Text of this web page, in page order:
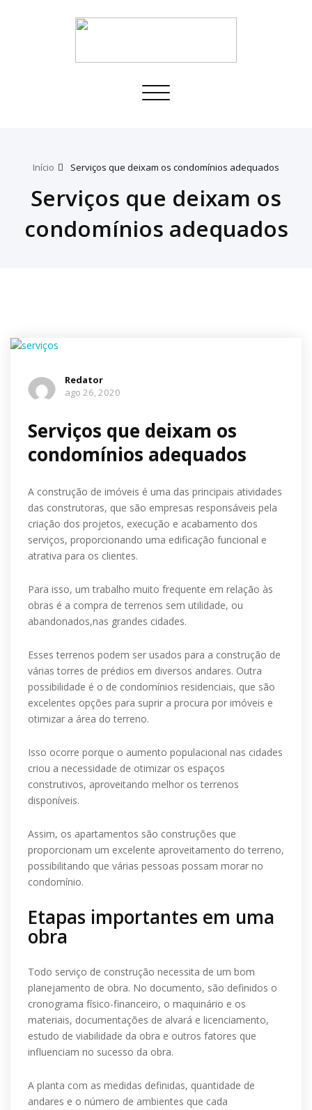
Toggle
Início Serviços que deixam os condomínios adequados
Serviços que deixam os
condomínios adequados
Redator
ago 26, 2020
Serviços que deixam os
condomínios adequados
A construção de imóveis é uma das principais atividades
das construtoras, que são empresas responsáveis pela
criação dos projetos, execução e acabamento dos
serviços, proporcionando uma edificação funcional e
atrativa para os clientes.
Para isso, um trabalho muito frequente em relação às
obras é a compra de terrenos sem utilidade, ou
abandonados,nas grandes cidades.
Esses terrenos podem ser usados para a construção de
várias torres de prédios em diversos andares. Outra
possibilidade é o de condomínios residenciais, que são
excelentes opções para suprir a procura por imóveis e
otimizar a área do terreno.
Isso ocorre porque o aumento populacional nas cidades
criou a necessidade de otimizar os espaços
construtivos, aproveitando melhor os terrenos
disponíveis.
Assim, os apartamentos são construções que
proporcionam um excelente aproveitamento do terreno,
possibilitando que várias pessoas possam morar no
condomínio.
Etapas importantes em uma
obra
Todo serviço de construção necessita de um bom
planejamento de obra. No documento, são definidos o
cronograma físico-financeiro, o maquinário e os
materiais, documentações de alvará e licenciamento,
estudo de viabilidade da obra e outros fatores que
influenciam no sucesso da obra.
A planta com as medidas definidas, quantidade de
andares e o número de ambientes que cada